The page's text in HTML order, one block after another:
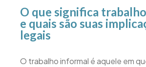
O que significa
e quais são suas
legais
O trabalho informal é aquele em